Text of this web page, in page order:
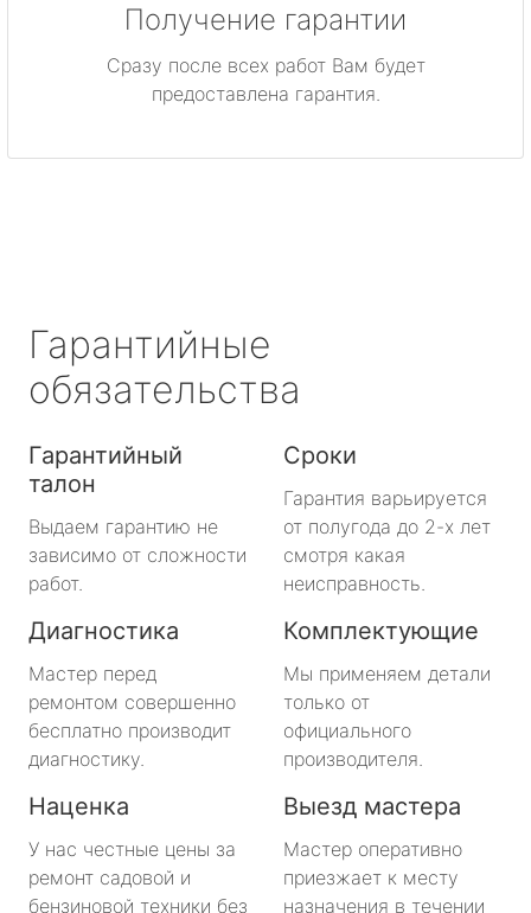
Получение гарантии
Сразу после всех работ Вам будет
предоставлена гарантия.
Гарантийные
обязательства
Гарантийный
талон
Выдаем гарантию не
зависимо от сложности
работ.
Сроки
Гарантия варьируется
от полугода до 2-х лет
смотря какая
неисправность.
Диагностика
Мастер перед
ремонтом совершенно
бесплатно производит
диагностику.
Комплектующие
Мы применяем детали
только от
официального
производителя.
Наценка
У нас честные цены за
ремонт садовой и
бензиновой техники без
Выезд мастера
Мастер оперативно
приезжает к месту
назначения в течении